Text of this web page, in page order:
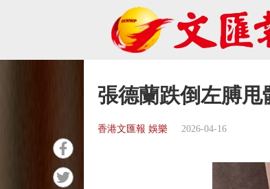
張德蘭跌倒左膊甩
香港文匯報 娛樂 2026-04-16